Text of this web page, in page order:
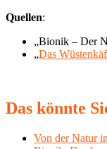
Quellen:
„Bionik – Der
„Das
Das könnte
Von der Natur